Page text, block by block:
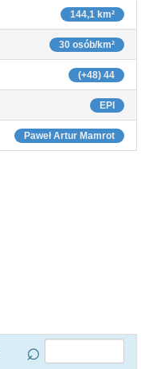
144,1 km²
30 osób/km²
(+48) 44
EPI
Paweł Artur Mamrot